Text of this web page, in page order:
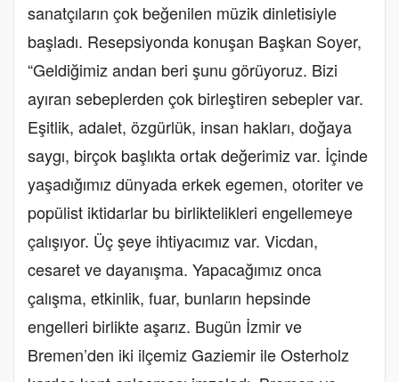
sanatçıların çok beğenilen müzik dinletisiyle
başladı. Resepsiyonda konuşan Başkan Soyer,
“Geldiğimiz andan beri şunu görüyoruz. Bizi
ayıran sebeplerden çok birleştiren sebepler var.
Eşitlik, adalet, özgürlük, insan hakları, doğaya
saygı, birçok başlıkta ortak değerimiz var. İçinde
yaşadığımız dünyada erkek egemen, otoriter ve
popülist iktidarlar bu birliktelikleri engellemeye
çalışıyor. Üç şeye ihtiyacımız var. Vicdan,
cesaret ve dayanışma. Yapacağımız onca
çalışma, etkinlik, fuar, bunların hepsinde
engelleri birlikte aşarız. Bugün İzmir ve
Bremen’den iki ilçemiz Gaziemir ile Osterholz